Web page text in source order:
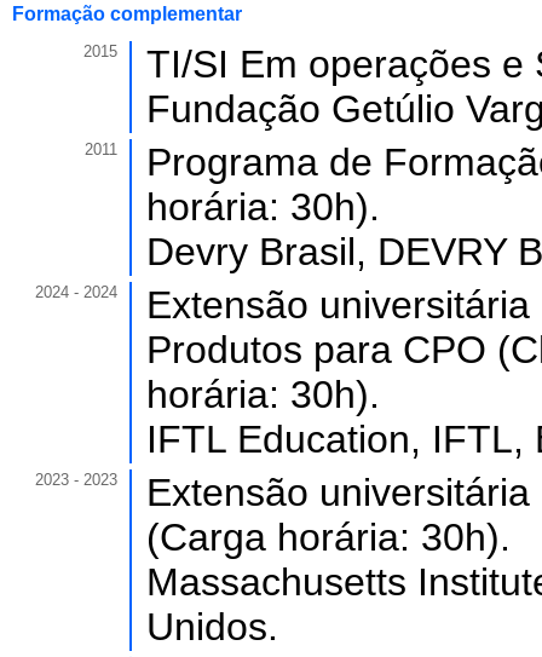
Formação complementar
2015
TI/SI Em operações e
Fundação Getúlio
2011
Programa de
horária: 30h).
Devry Brasil, DEVRY
2024 - 2024
Extensão
Produtos para CPO
horária: 30h).
IFTL Education, IFTL,
2023 - 2023
Extensão
(Carga horária: 30h).
Massachusetts
Unidos.